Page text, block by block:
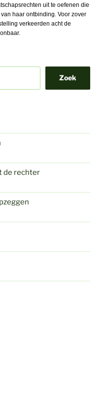
uit te oefenen die
haar ontbinding. Voor zover
verkeerden acht de
Zoek
de rechter